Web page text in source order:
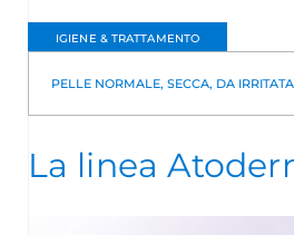
IGIENE & TRATTAMENTO
PELLE NORMALE, SECCA, DA
La linea